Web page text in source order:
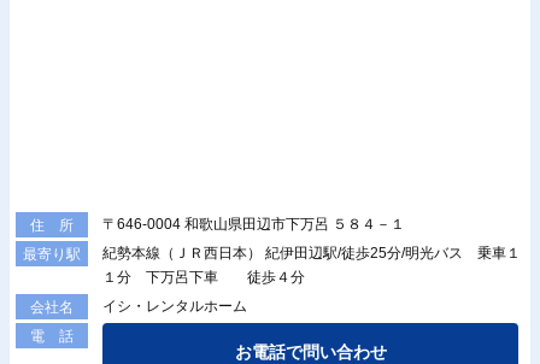
住 所
〒646-0004 和歌山県田辺市下万呂 ５８４－１
最寄り駅
紀勢本線（ＪＲ西日本） 紀伊田辺駅/徒歩25分/明光バス 乗車１
１分 下万呂下車 徒歩４分
会社名
イシ・レンタルホーム
電 話
お電話で問い合わせ